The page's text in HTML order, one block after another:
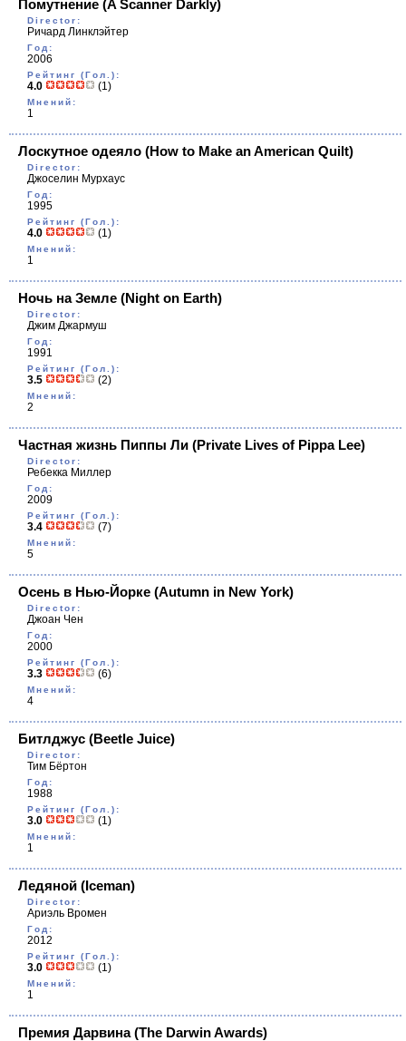
Помутнение (A Scanner Darkly)
Director:
Ричард Линклэйтер
Год:
2006
Рейтинг (Гол.):
4.0 (1)
Мнений:
1
Лоскутное одеяло (How to Make an American Quilt)
Director:
Джоселин Мурхаус
Год:
1995
Рейтинг (Гол.):
4.0 (1)
Мнений:
1
Ночь на Земле (Night on Earth)
Director:
Джим Джармуш
Год:
1991
Рейтинг (Гол.):
3.5 (2)
Мнений:
2
Частная жизнь Пиппы Ли (Private Lives of Pippa Lee)
Director:
Ребекка Миллер
Год:
2009
Рейтинг (Гол.):
3.4 (7)
Мнений:
5
Осень в Нью-Йорке (Autumn in New York)
Director:
Джоан Чен
Год:
2000
Рейтинг (Гол.):
3.3 (6)
Мнений:
4
Битлджус (Beetle Juice)
Director:
Тим Бёртон
Год:
1988
Рейтинг (Гол.):
3.0 (1)
Мнений:
1
Ледяной (Iceman)
Director:
Ариэль Вромен
Год:
2012
Рейтинг (Гол.):
3.0 (1)
Мнений:
1
Премия Дарвина(The Darwin Awards)